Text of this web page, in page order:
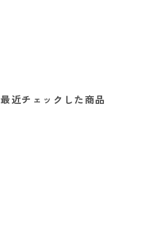
最近チェックした商品